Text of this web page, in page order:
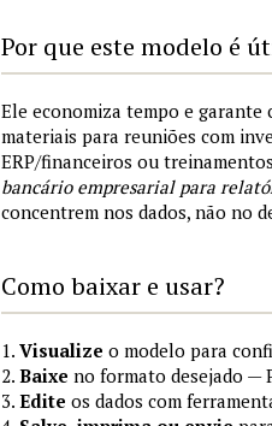
Por que este modelo é
Ele economiza tempo e
materiais para reuniões com
ERP/financeiros ou
bancário empresarial para
concentrem nos dados, não no
Como baixar e usar?
1. Visualize o modelo para
2. Baixe no formato desejado —
3. Edite os dados com